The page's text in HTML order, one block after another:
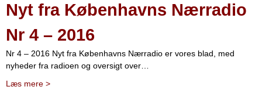
Nyt fra Københavns Nærradio
Nr 4 – 2016
Nr 4 – 2016 Nyt fra Københavns Nærradio er vores blad, med
nyheder fra radioen og oversigt over…
Læs mere >